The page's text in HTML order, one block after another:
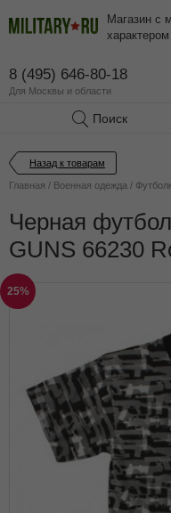
Магазин с
характером
8 (495) 646-80-18
Для Москвы и области
Поиск
Назад к товарам
Главная / Военная одежда /
Черная
GUNS 66230
25%